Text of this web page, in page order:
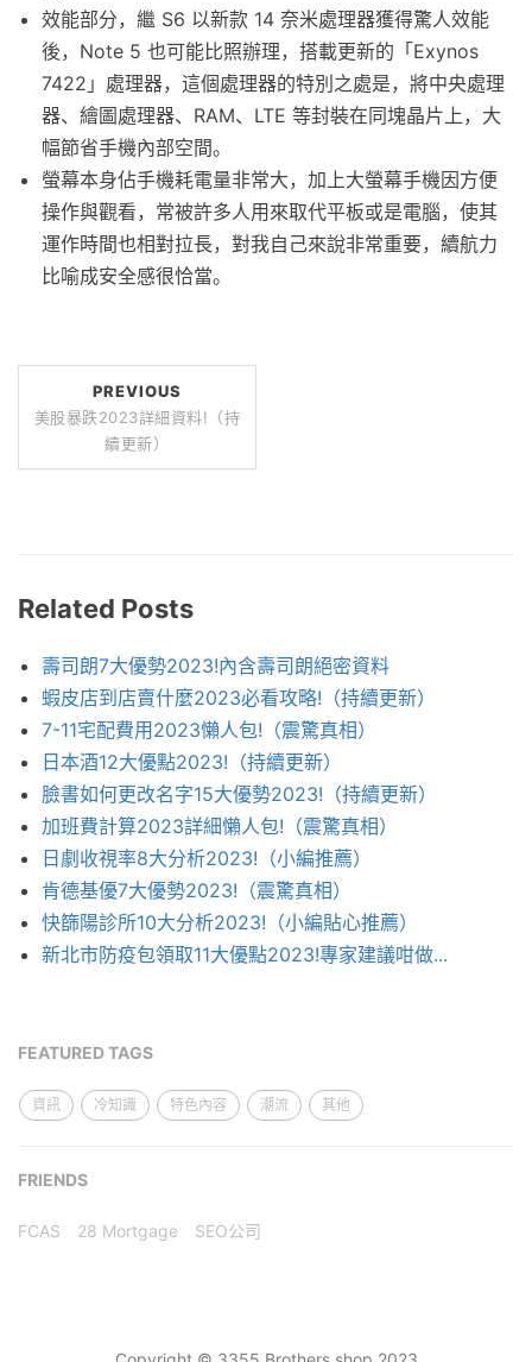
效能部分，繼 S6 以新款 14 奈米處理器獲得驚人效能
後，Note 5 也可能比照辦理，搭載更新的「Exynos
7422」處理器，這個處理器的特別之處是，將中央處理
器、繪圖處理器、RAM、LTE 等封裝在同塊晶片上，大
幅節省手機內部空間。
螢幕本身佔手機耗電量非常大，加上大螢幕手機因方便
操作與觀看，常被許多人用來取代平板或是電腦，使其
運作時間也相對拉長，對我自己來說非常重要，續航力
比喻成安全感很恰當。
PREVIOUS
美股暴跌2023詳細資料!（持
續更新）
Related Posts
壽司朗7大優勢2023!內含壽司朗絕密資料
蝦皮店到店賣什麼2023必看攻略!（持續更新）
7-11宅配費用2023懶人包!（震驚真相）
日本酒12大優點2023!（持續更新）
臉書如何更改名字15大優勢2023!（持續更新）
加班費計算2023詳細懶人包!（震驚真相）
日劇收視率8大分析2023!（小編推薦）
肯德基優7大優勢2023!（震驚真相）
快篩陽診所10大分析2023!（小編貼心推薦）
新北市防疫包領取11大優點2023!專家建議咁做...
FEATURED TAGS
資訊 冷知識 特色內容 潮流 其他
FRIENDS
FCAS 28 Mortgage SEO公司